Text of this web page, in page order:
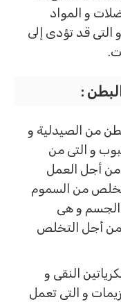
و المواد
التى قد تؤدى إلى
:
من الصيدلية و
و التى من
من أجل العمل
من السموم
الجسم و هى
من أجل التخلص
النقى و
و التى تعمل